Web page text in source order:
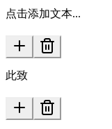
点击添加文本...
此致